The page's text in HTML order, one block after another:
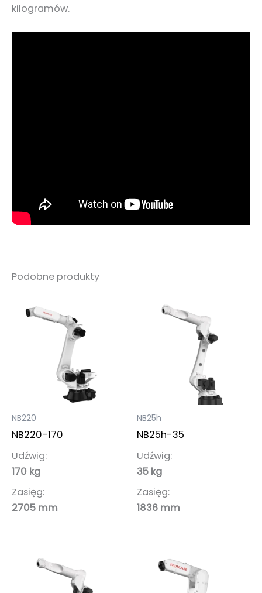
kilogramów.
Podobne produkty
NB220
NB220-170
Udźwig:
170 kg
Zasięg:
2705 mm
NB25h
NB25h-35
Udźwig:
35 kg
Zasięg:
1836 mm